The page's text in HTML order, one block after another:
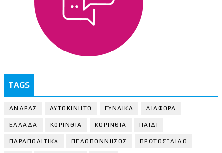
TAGS
ΑΝΔΡΑΣ ΑΥΤΟΚΙΝΗΤΟ ΓΥΝΑΙΚΑ ΔΙΑΦΟΡΑ
ΕΛΛΑΔΑ ΚΟΡΙΝΘΙΑ ΚΟΡΙΝΘΙA ΠΑΙΔΙ
ΠΑΡΑΠΟΛΙΤΙΚΑ ΠΕΛΟΠΟΝΝΗΣΟΣ ΠΡΩΤΟΣΕΛΙΔΟ